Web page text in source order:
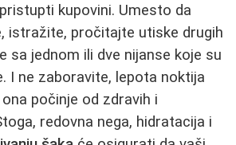
kupovini. Umesto da
istražite, pročitajte utiske drugih
sa jednom ili dve nijanse koje su
I ne zaboravite, lepota noktija
počinje od zdravih i
redovna nega, hidratacija i